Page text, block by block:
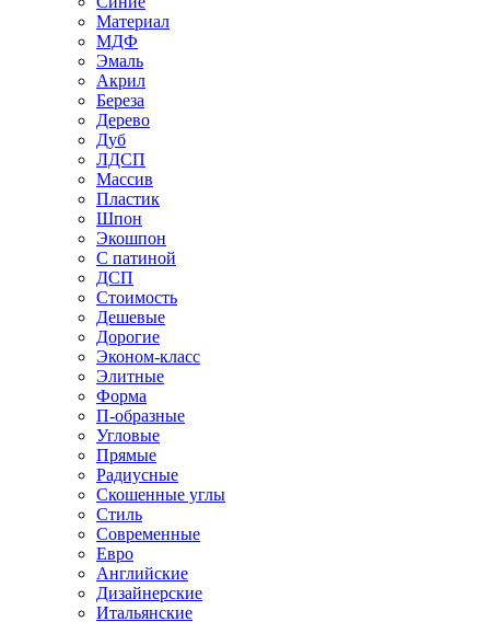
Материал
МДФ
Эмаль
Акрил
Береза
Дерево
Дуб
ЛДСП
Массив
Пластик
Шпон
Экошпон
С патиной
ДСП
Стоимость
Дешевые
Дорогие
Эконом-класс
Элитные
Форма
П-образные
Угловые
Прямые
Радиусные
Скошенные углы
Стиль
Современные
Евро
Английские
Дизайнерские
Итальянские